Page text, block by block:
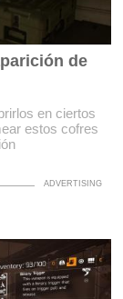
de
en ciertos
estos cofres